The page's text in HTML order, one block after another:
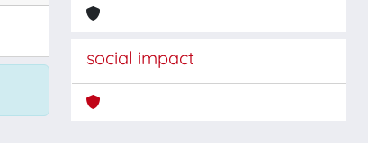
social impact